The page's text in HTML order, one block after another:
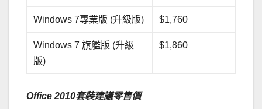
Windows 7專業版 (升級版) $1,760
Windows 7 旗艦版 (升級
版)
$1,860
Office 2010套裝建議零售價